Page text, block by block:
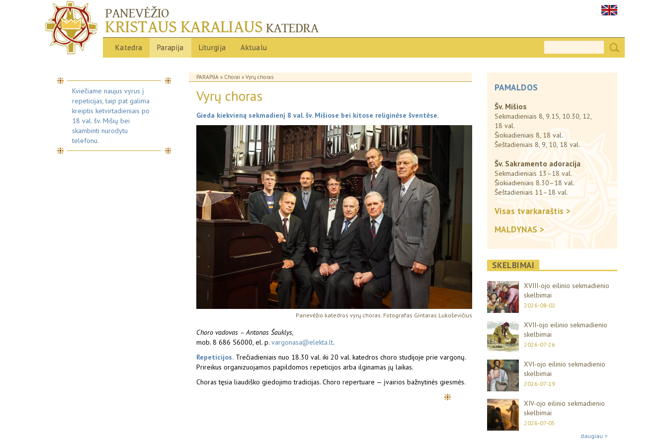
Katedra Parapija Liturgija Aktualu
PARAPIJA» Chorai » Vyrų choras
Vyrų choras
Gieda kiekvieną sekmadienį 8 val. šv. Mišiose bei kitose religinėse šventėse.
Panevėžio katedros vyrų choras. Fotografas Gintaras Lukoševičius
Choro vadovas – Antanas Šauklys,
mob. 8 686 56000, el. p. vargonasa@elekta.lt.
Repeticijos.Trečiadieniais nuo 18.30 val. iki 20 val. katedros choro studijoje prie vargonų.
Prireikus organizuojamos papildomos repeticijos arba ilginamas jų laikas.
Choras tęsia liaudiško giedojimo tradicijas. Choro repertuare — įvairios bažnytinės giesmės.
Kviečiame naujus vyrus į
repeticijas, taip pat galima
kreiptis ketvirtadieniais po
18 val. šv. Mišių bei
skambinti nurodytu
telefonu.
PAMALDOS
Šv. Mišios
Sekmadieniais 8, 9.15, 10.30, 12,
18 val.
Šiokiadieniais 8, 18 val.
Šeštadieniais 8, 9, 10, 18 val.
Šv. Sakramento adoracija
Sekmadieniais 13–18 val.
Šiokiadieniais 8.30–18 val.
Šeštadieniais 11–18 val.
Visas tvarkaraštis >
MALDYNAS >
SKELBIMAI
XVIII-ojo eilinio sekmadienio
skelbimai
2026-08-02
XVII-ojo eilinio sekmadienio
skelbimai
2026-07-26
XVI-ojo eilinio sekmadienio
skelbimai
2026-07-19
XIV-ojo eilinio sekmadienio
skelbimai
2026-07-05
daugiau >